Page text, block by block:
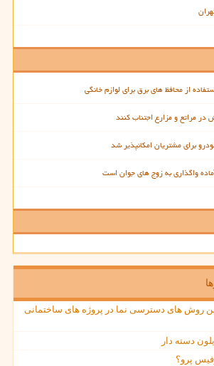
از محافظ های برق برای لوازم خانگی
مراتع و مزارع اجتناب کنند
برای مشتریان امکانپذیر شد
روش های دسترسی نما در پروژه های ساختمانی
دسته دار
پرو؟